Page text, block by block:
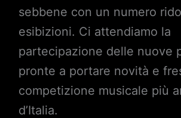
sebbene con un numero
esibizioni. Ci attendiamo la
partecipazione delle nuove
pronte a portare novità e
competizione musicale più
d’Italia.